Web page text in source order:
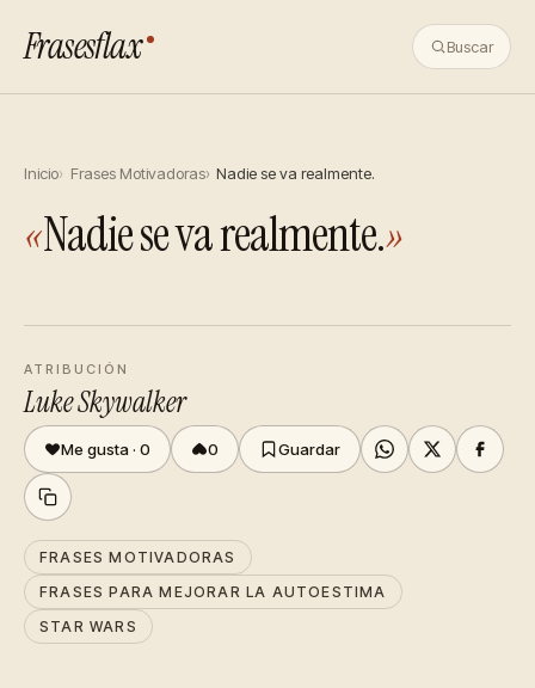
Frasesflax Buscar
Inicio Frases Motivadoras Nadie se va realmente.
«Nadie se va realmente.»
ATRIBUCIÓN
Luke Skywalker
Me gusta · 0 0 Guardar
FRASES MOTIVADORAS
FRASES PARA MEJORAR LA AUTOESTIMA
STAR WARS